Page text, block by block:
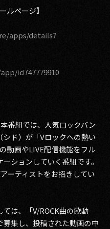
ルページ】
apps/details?
id747779910
番組では、人気ロックバン
ド）が「Vロックへの熱い
動画やLIVE配信機能をフル
ションしていく番組です。
ーティストをお招きしてい
は、「V/ROCK曲の歌動
集し、投稿された動画の中